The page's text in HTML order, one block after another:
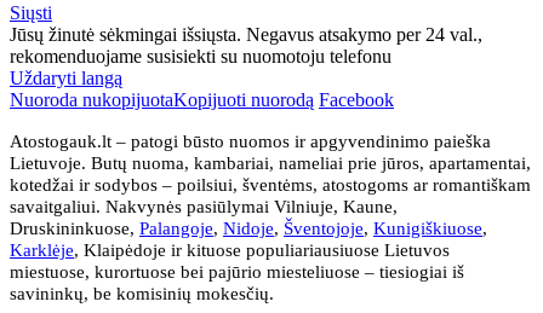
Siųsti
Jūsų žinutė sėkmingai išsiųsta. Negavus atsakymo per 24 val.,
rekomenduojame susisiekti su nuomotoju telefonu
Uždaryti langą
Nuoroda nukopijuotaKopijuoti nuorodą Facebook
Atostogauk.lt – patogi būsto nuomos ir apgyvendinimo paieška
Lietuvoje. Butų nuoma, kambariai, nameliai prie jūros, apartamentai,
kotedžai ir sodybos – poilsiui, šventėms, atostogoms ar romantiškam
savaitgaliui. Nakvynės pasiūlymai Vilniuje, Kaune,
Druskininkuose, Palangoje, Nidoje, Šventojoje, Kunigiškiuose,
Karklėje, Klaipėdoje ir kituose populiariausiuose Lietuvos
miestuose, kurortuose bei pajūrio miesteliuose – tiesiogiai iš
savininkų, be komisinių mokesčių.